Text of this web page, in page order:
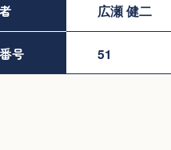
広瀬 健二
号 51